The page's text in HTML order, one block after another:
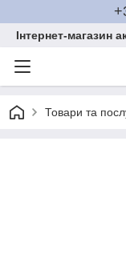
Інтернет-магазин
Товари та